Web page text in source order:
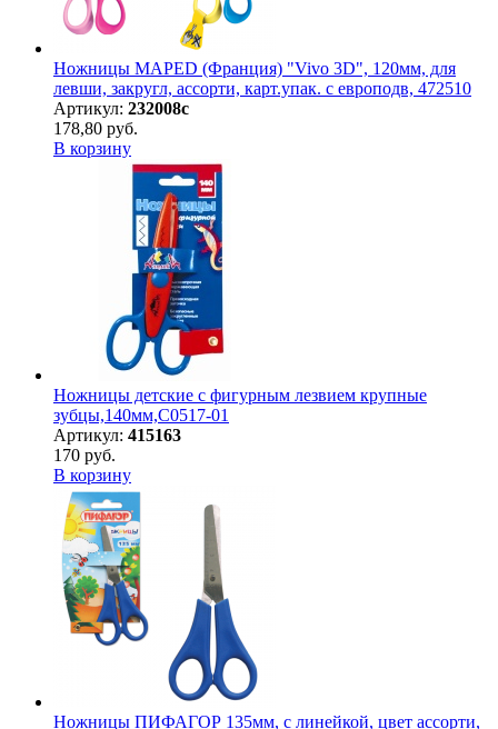
Ножницы MAPED (Франция) "Vivo 3D", 120мм, для
левши, закругл, ассорти, карт.упак. с европодв, 472510
Артикул: 232008с
178,80 руб.
В корзину
Ножницы детские с фигурным лезвием крупные
зубцы,140мм,С0517-01
Артикул: 415163
170 руб.
В корзину
Ножницы ПИФАГОР 135мм, с линейкой, цвет ассорти,